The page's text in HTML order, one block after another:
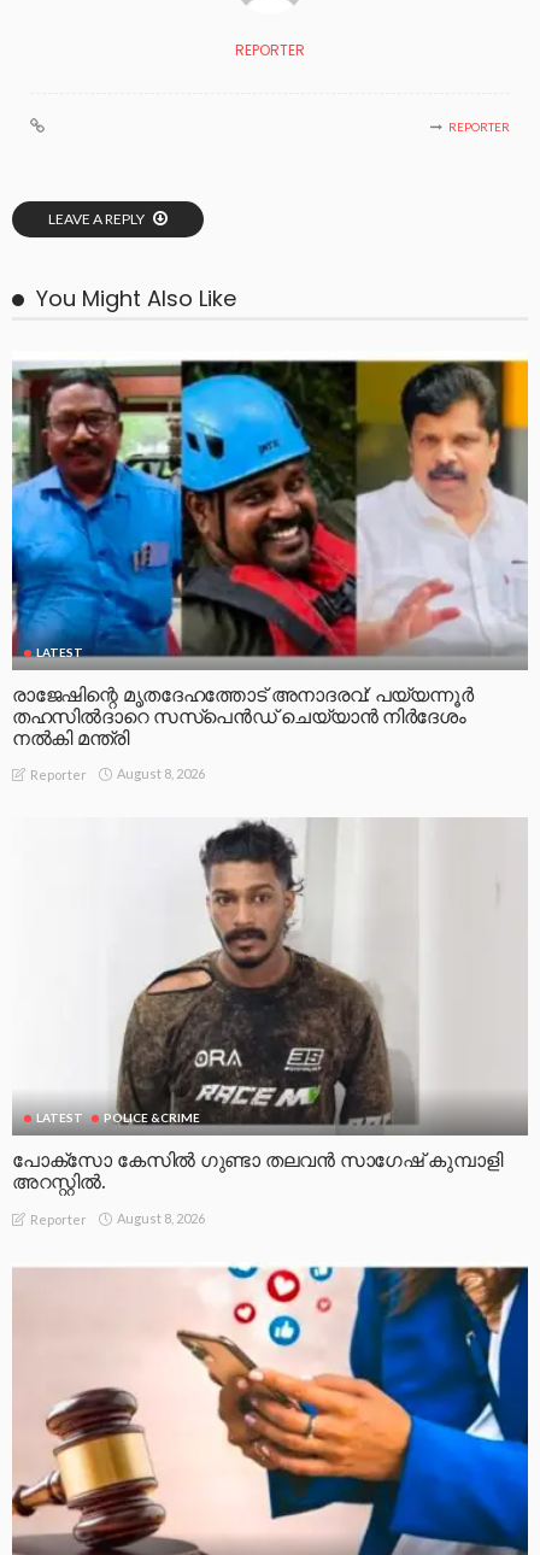
REPORTER
REPORTER
LEAVE A REPLY
You Might Also Like
LATEST
രാജേഷിന്റെ മൃതദേഹത്തോട് അനാദരവ്: പയ്യന്നൂർ
തഹസിൽദാറെ സസ്പെൻഡ് ചെയ്യാൻ നിർദേശം
നൽകി മന്ത്രി
Reporter August 8, 2026
LATEST POLICE &CRIME
പോക്സോ കേസിൽ ഗുണ്ടാ തലവൻ സാഗേഷ് കുമ്പാളി
അറസ്റ്റിൽ.
Reporter August 8, 2026